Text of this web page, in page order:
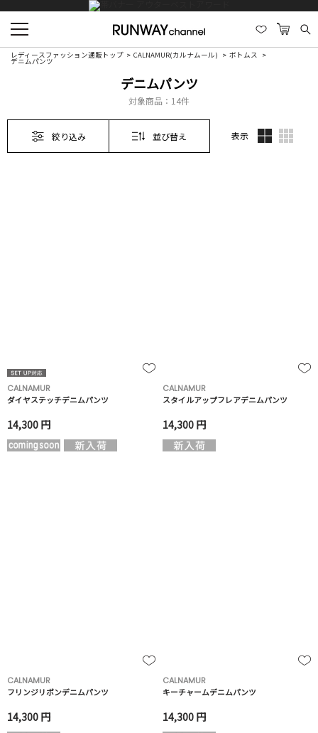
レディースファッション通販トップ CALNAMUR(カルナムール) ボトムス
デニムパンツ
デニムパンツ
対象商品： 14件
絞り込み 並び替え 表示
CALNAMUR
ダイヤステッチデニムパンツ
14,300 円
CALNAMUR
スタイルアップフレアデニムパンツ
14,300 円
CALNAMUR
フリンジリボンデニムパンツ
14,300 円
CALNAMUR
キーチャームデニムパンツ
14,300 円